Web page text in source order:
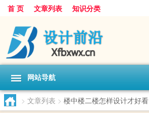
首 页 文章列表 知识分类
网站导航
> 文章列表 > 楼中楼二楼怎样设计才好看